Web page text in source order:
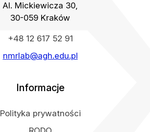
Al. Mickiewicza 30,
30-059 Kraków
+48 12 617 52 91
nmrlab@agh.edu.pl
Informacje
Polityka prywatności